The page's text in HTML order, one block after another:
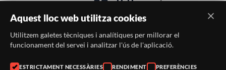
SUBSCRIU-TE AL BUTLLETÍ
Telèfon: 938046359
Aquest lloc web utilitza cookies
Utilitzem galetes tècniques i analítiques per millorar el
funcionament del servei i analitzar l'ús de l'aplicació.
ESTRICTAMENT NECESSÀRIES RENDIMENT PREFERÈNCIES